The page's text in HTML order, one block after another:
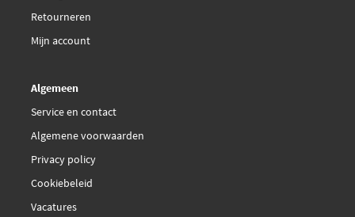
Retourneren
Mijn account
Algemeen
Service en contact
Algemene voorwaarden
Privacy policy
Cookiebeleid
Vacatures